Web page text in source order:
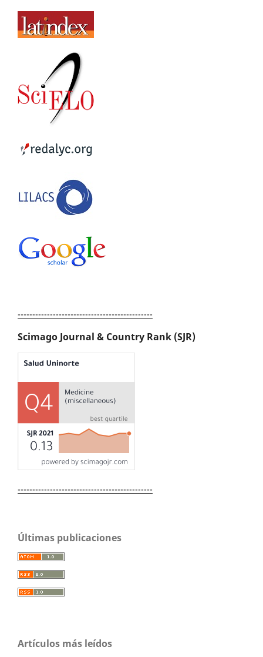
----------------------------------------------
Scimago Journal & Country Rank (SJR)
----------------------------------------------
Últimas publicaciones
Artículos más leídos